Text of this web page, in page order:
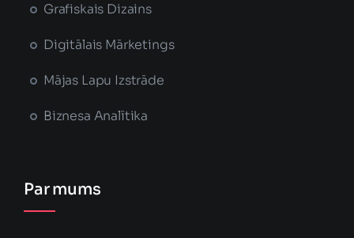
Grafiskais Dizains
Digitālais Mārketings
Mājas Lapu Izstrāde
Biznesa Analītika
Par mums